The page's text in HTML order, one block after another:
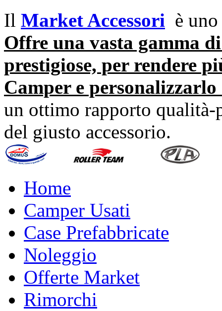
Il Market Accessori è
Offre una vasta gamma
prestigiose, per rendere
Camper e
un ottimo rapporto qualità-
del giusto accessorio.
Home
Camper Usati
Case Prefabbricate
Noleggio
Offerte Market
Rimorchi